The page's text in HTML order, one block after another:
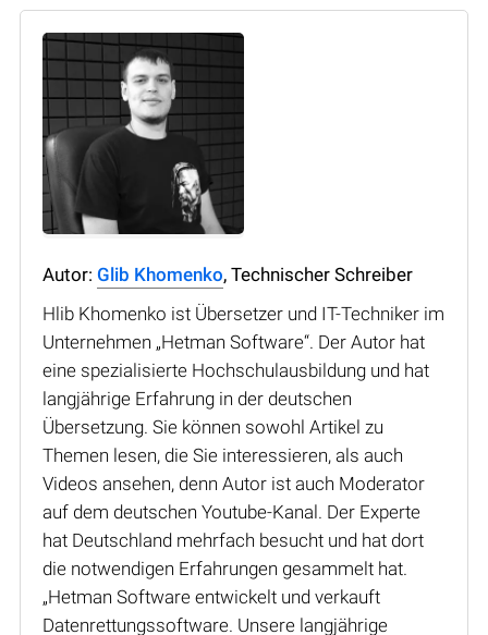
Autor: Glib Khomenko, Technischer Schreiber
Hlib Khomenko ist Übersetzer und IT-Techniker im
Unternehmen „Hetman Software“. Der Autor hat
eine spezialisierte Hochschulausbildung und hat
langjährige Erfahrung in der deutschen
Übersetzung. Sie können sowohl Artikel zu
Themen lesen, die Sie interessieren, als auch
Videos ansehen, denn Autor ist auch Moderator
auf dem deutschen Youtube-Kanal. Der Experte
hat Deutschland mehrfach besucht und hat dort
die notwendigen Erfahrungen gesammelt hat.
„Hetman Software entwickelt und verkauft
Datenrettungssoftware. Unsere langjährige